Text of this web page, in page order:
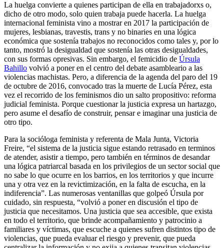
La huelga convierte a quienes participan de ella en trabajadorxs o,
dicho de otro modo, solo quien trabaja puede hacerla. La huelga
internacional feminista vino a mostrar en 2017 la participación de
mujeres, lesbianas, travestis, trans y no binaries en una lógica
económica que sostenía trabajos no reconocidos como tales y, por lo
tanto, mostró la desigualdad que sostenía las otras desigualdades,
con sus formas opresivas. Sin embargo, el femicidio de Úrsula
Bahillo volvió a poner en el centro del debate asambleario a las
violencias machistas. Pero, a diferencia de la agenda del paro del 19
de octubre de 2016, convocado tras la muerte de Lucía Pérez, esta
vez el recorrido de los feminismos dio un salto propositivo: reforma
judicial feminista. Porque cuestionar la justicia expresa un hartazgo,
pero asume el desafío de construir, pensar e imaginar una justicia de
otro tipo.
Para la socióloga feminista y referenta de Mala Junta, Victoria
Freire, “el sistema de la justicia sigue estando retrasado en terminos
de atender, asistir a tiempo, pero también en términos de desandar
una lógica patriarcal basada en los privilegios de un sector social que
no sabe lo que ocurre en los barrios, en los territorios y que incurre
una y otra vez en la revictimización, en la falta de escucha, en la
indiferencia”. Las numerosas ventanillas que golpeó Úrsula por
cuidado, sin respuesta, “volvió a poner en discusión el tipo de
justicia que necesitamos. Una justicia que sea accesible, que exista
en todo el territorio, que brinde acompañamiento y patrocinio a
familiares y víctimas, que escuche a quienes sufren distintos tipo de
violencias, que pueda evaluar el riesgo y prevenir, que pueda